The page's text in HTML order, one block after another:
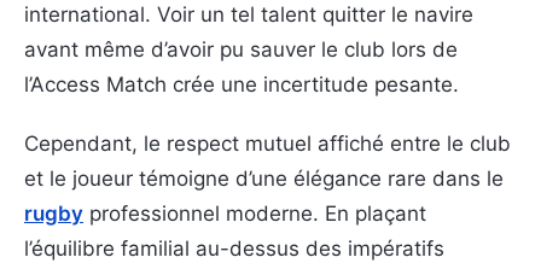
international. Voir un tel talent quitter le navire
avant même d’avoir pu sauver le club lors de
l’Access Match crée une incertitude pesante.
Cependant, le respect mutuel affiché entre le club
et le joueur témoigne d’une élégance rare dans le
rugby professionnel moderne. En plaçant
l’équilibre familial au-dessus des impératifs